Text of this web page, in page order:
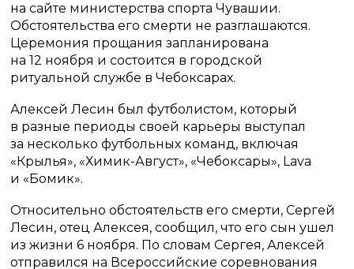
на сайте министерства спорта Чувашии.
Обстоятельства его смерти не разглашаются.
Церемония прощания запланирована
на 12 ноября и состоится в городской
ритуальной службе в Чебоксарах.
Алексей Лесин был футболистом, который
в разные периоды своей карьеры выступал
за несколько футбольных команд, включая
«Крылья», «Химик-Август», «Чебоксары», Lava
и «Бомик».
Относительно обстоятельств его смерти, Сергей
Лесин, отец Алексея, сообщил, что его сын ушел
из жизни 6 ноября. По словам Сергея, Алексей
отправился на Всероссийские соревнования